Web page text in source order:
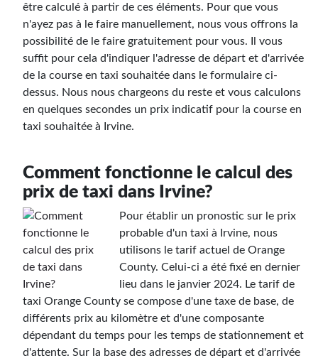
être calculé à partir de ces éléments. Pour que vous
n'ayez pas à le faire manuellement, nous vous offrons la
possibilité de le faire gratuitement pour vous. Il vous
suffit pour cela d'indiquer l'adresse de départ et d'arrivée
de la course en taxi souhaitée dans le formulaire ci-
dessus. Nous nous chargeons du reste et vous calculons
en quelques secondes un prix indicatif pour la course en
taxi souhaitée à Irvine.
Comment fonctionne le calcul des
prix de taxi dans Irvine?
Pour établir un pronostic sur le prix
probable d'un taxi à Irvine, nous
utilisons le tarif actuel de Orange
County. Celui-ci a été fixé en dernier
lieu dans le janvier 2024. Le tarif de
taxi Orange County se compose d'une taxe de base, de
différents prix au kilomètre et d'une composante
dépendant du temps pour les temps de stationnement et
d'attente. Sur la base des adresses de départ et d'arrivée